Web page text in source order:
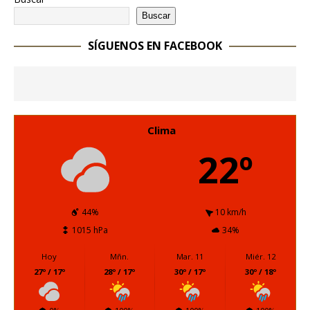
Buscar
SÍGUENOS EN FACEBOOK
Clima
22º
44%
10 km/h
1015 hPa
34%
Hoy
27º / 17º
Mñn.
28º / 17º
Mar. 11
30º / 17º
Miér. 12
30º / 18º